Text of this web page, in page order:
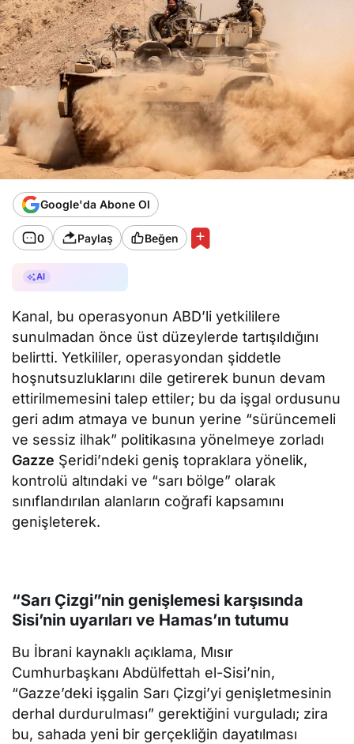
Google'da Abone Ol
0 Paylaş Beğen
AI
Kanal, bu operasyonun ABD’li yetkililere
sunulmadan önce üst düzeylerde tartışıldığını
belirtti. Yetkililer, operasyondan şiddetle
hoşnutsuzluklarını dile getirerek bunun devam
ettirilmemesini talep ettiler; bu da işgal ordusunu
geri adım atmaya ve bunun yerine “sürüncemeli
ve sessiz ilhak” politikasına yönelmeye zorladı
Gazze Şeridi’ndeki geniş topraklara yönelik,
kontrolü altındaki ve “sarı bölge” olarak
sınıflandırılan alanların coğrafi kapsamını
genişleterek.
“Sarı Çizgi”nin genişlemesi karşısında
Sisi’nin uyarıları ve Hamas’ın tutumu
Bu İbrani kaynaklı açıklama, Mısır
Cumhurbaşkanı Abdülfettah el-Sisi’nin,
“Gazze’deki işgalin Sarı Çizgi’yi genişletmesinin
derhal durdurulması” gerektiğini vurguladı; zira
bu, sahada yeni bir gerçekliğin dayatılması